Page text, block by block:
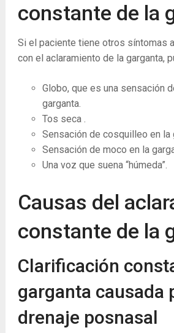
constante de la
Si el paciente tiene otros síntomas
con el aclaramiento de la garganta,
Globo, que es una sensación
garganta.
Tos seca .
Sensación de cosquilleo en la
Sensación de moco en la
Una voz que suena “húmeda”.
Causas del
constante de la
Clarificación
garganta causada
drenaje posnasal